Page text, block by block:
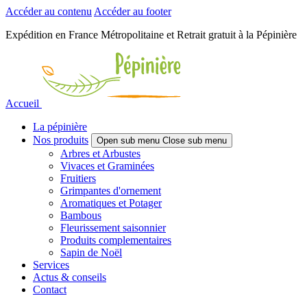
Accéder au contenu Accéder au footer
Expédition en France Métropolitaine et Retrait gratuit à la Pépinière
Accueil
La pépinière
Nos produits
Open sub menu Close sub menu
Arbres et Arbustes
Vivaces et Graminées
Fruitiers
Grimpantes d'ornement
Aromatiques et Potager
Bambous
Fleurissement saisonnier
Produits complementaires
Sapin de Noël
Services
Actus & conseils
Contact